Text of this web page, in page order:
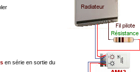
en série en sortie du